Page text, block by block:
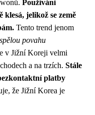
Používání
jelikož se země
Tento trend jenom
povahu
v Jižní Koreji velmi
a na trzích. Stále
platby
že Jižní Korea je